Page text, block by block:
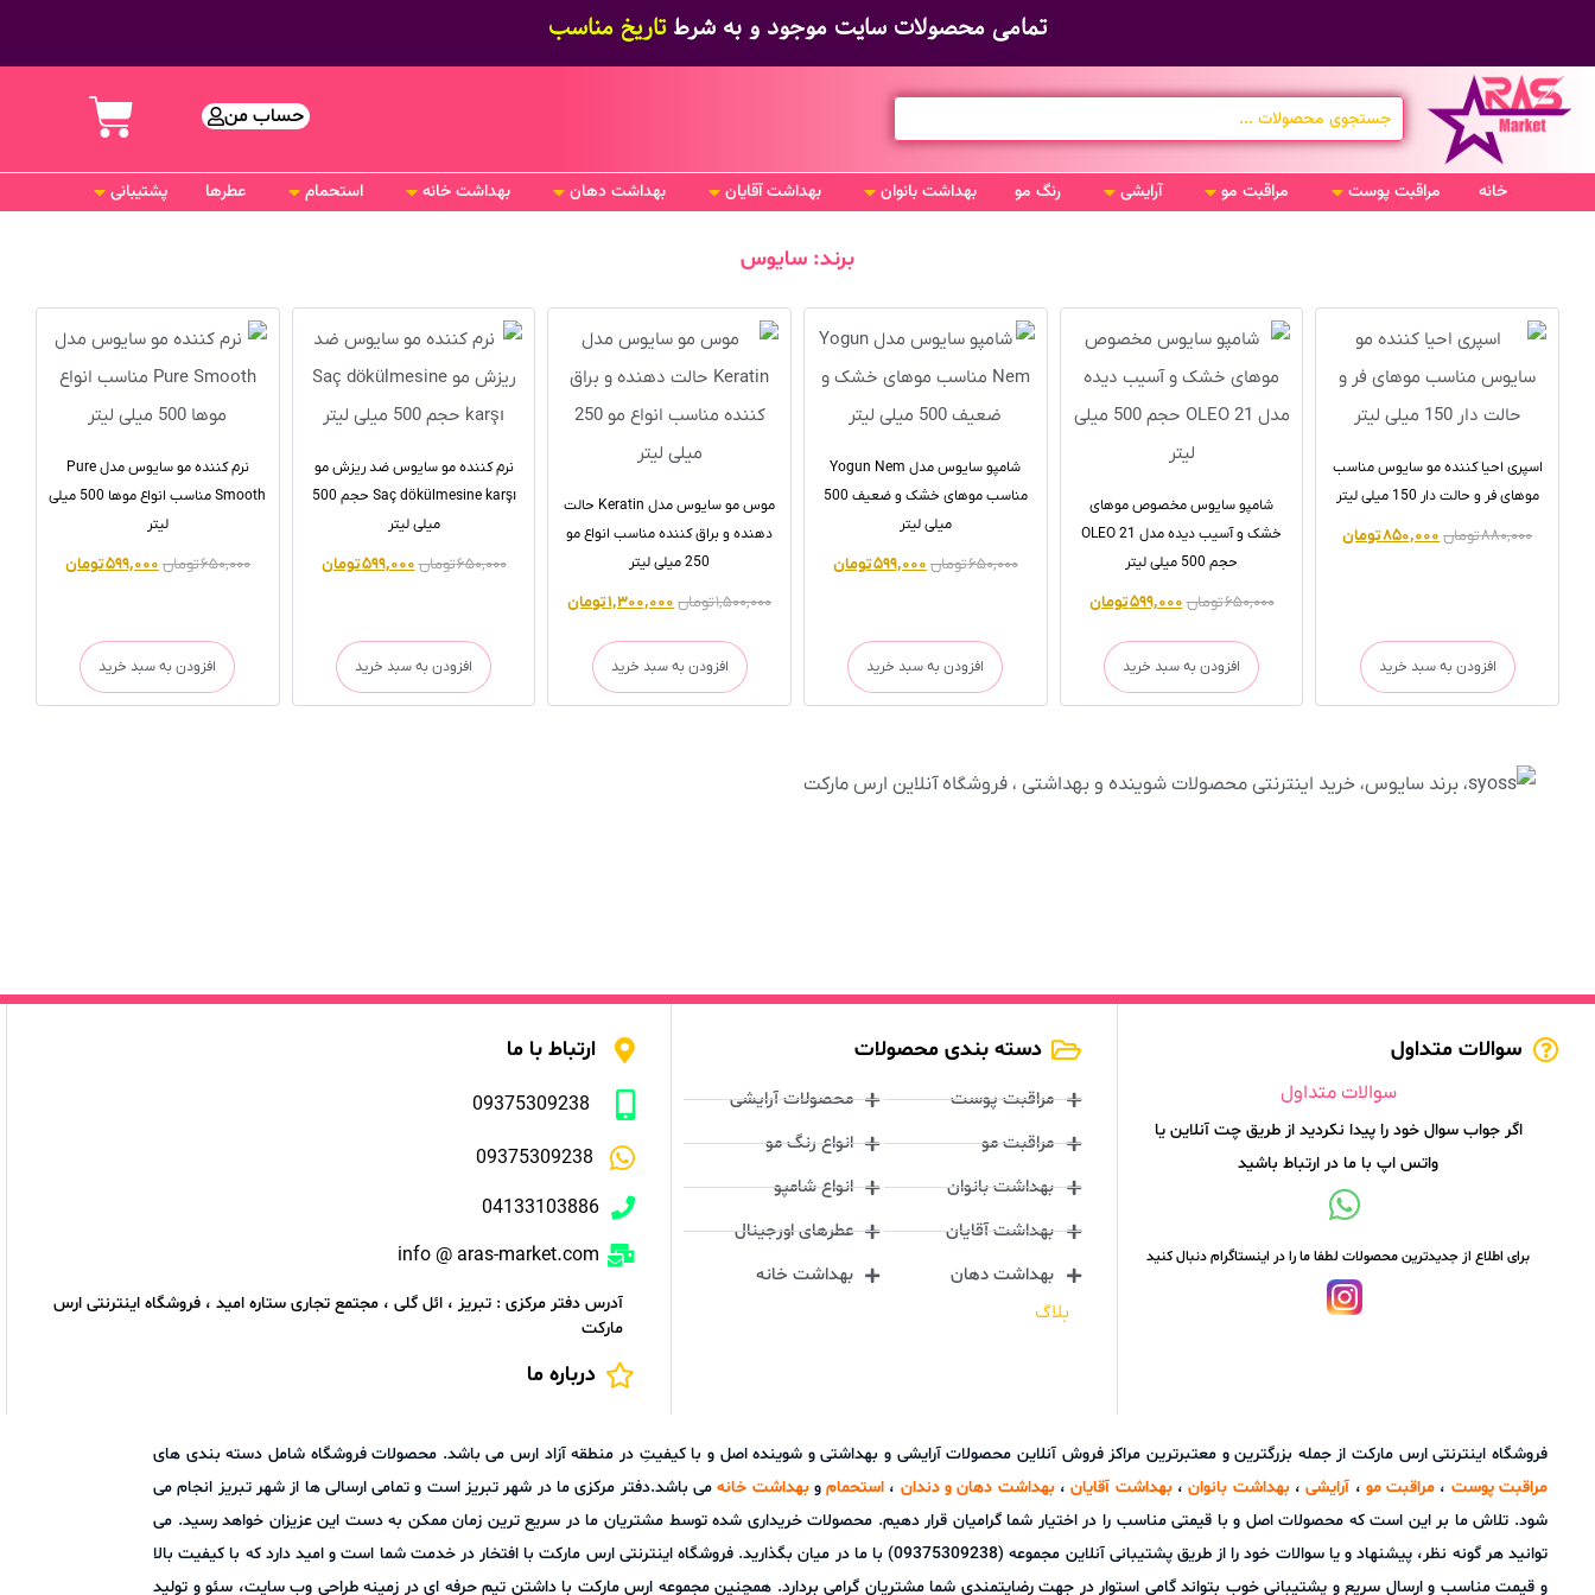
تمامی محصولات سایت موجود و به شرط تاریخ مناسب
حساب من
خانه مراقبت پوست مراقبت مو آرایشی رنگ مو بهداشت بانوان بهداشت آقایان بهداشت دهان بهداشت خانه استحمام عطرها پشتیبانی
برند: سایوس
اسپری احیا کننده مو سایوس مناسب
موهای فر و حالت دار 150 میلی لیتر
۸۸۰,۰۰۰تومان ۸۵۰,۰۰۰تومان
افزودن به سبد خرید
شامپو سایوس مخصوص موهای
خشک و آسیب دیده مدل OLEO 21
حجم 500 میلی لیتر
۶۵۰,۰۰۰تومان ۵۹۹,۰۰۰تومان
افزودن به سبد خرید
شامپو سایوس مدل Yogun Nem
مناسب موهای خشک و ضعیف 500
میلی لیتر
۶۵۰,۰۰۰تومان ۵۹۹,۰۰۰تومان
افزودن به سبد خرید
موس مو سایوس مدل Keratin حالت
دهنده و براق کننده مناسب انواع مو
250 میلی لیتر
۱,۵۰۰,۰۰۰تومان ۱,۳۰۰,۰۰۰تومان
افزودن به سبد خرید
نرم کننده مو سایوس ضد ریزش مو
Saç dökülmesine karşı حجم 500
میلی لیتر
۶۵۰,۰۰۰تومان ۵۹۹,۰۰۰تومان
افزودن به سبد خرید
نرم کننده مو سایوس مدل Pure
Smooth مناسب انواع موها 500 میلی
لیتر
۶۵۰,۰۰۰تومان ۵۹۹,۰۰۰تومان
افزودن به سبد خرید
سوالات متداول
سوالات متداول
اگر جواب سوال خود را پیدا نکردید از طریق چت آنلاین یا
واتس اپ با ما در ارتباط باشید
برای اطلاع از جدیدترین محصولات لطفا ما را در اینستاگرام دنبال کنید
دسته بندی محصولات
مراقبت پوست
مراقبت مو
بهداشت بانوان
بهداشت آقایان
بهداشت دهان
محصولات آرایشی
انواع رنگ مو
انواع شامپو
عطرهای اورجینال
بهداشت خانه
بلاگ
ارتباط با ما
09375309238
09375309238
04133103886
info @ aras-market.com
آدرس دفتر مرکزی : تبریز ، ائل گلی ، مجتمع تجاری ستاره امید ، فروشگاه اینترنتی ارس
مارکت
درباره ما
فروشگاه اینترنتی ارس مارکت از جمله بزرگترین و معتبرترین مراکز فروش آنلاین محصولات آرایشی و بهداشتی و شوینده اصل و با کیفیتِ در منطقه آزاد ارس می باشد. محصولات فروشگاه شامل دسته بندی های
مراقبت پوست ، مراقبت مو ، آرایشی،بهداشت بانوان،بهداشت آقایان،بهداشت دهان و دندان ، استحماموبهداشت خانهمی باشد.دفتر مرکزی ما در شهر تبریز است و تمامی ارسالی ها از شهر تبریز انجام می
شود. تلاش ما بر این است که محصولات اصل و با قیمتی مناسب را در اختیار شما گرامیان قرار دهیم. محصولات خریداری شده توسط مشتریان ما در سریع ترین زمان ممکن به دست این عزیزان خواهد رسید. می
توانید هر گونه نظر، پیشنهاد و یا سوالات خود را از طریق پشتیبانی آنلاین مجموعه (09375309238) با ما در میان بگذارید. فروشگاه اینترنتی ارس مارکت با افتخار در خدمت شما است و امید دارد که با کیفیت بالا
و قیمت مناسب و ارسال سریع و پشتیبانی خوب بتواند گامی استوار در جهت رضایتمندی شما مشتریان گرامی بردارد. همچنین مجموعه ارس مارکت با داشتن تیم حرفه ای در زمینه طراحی وب سایت، سئو و تولید